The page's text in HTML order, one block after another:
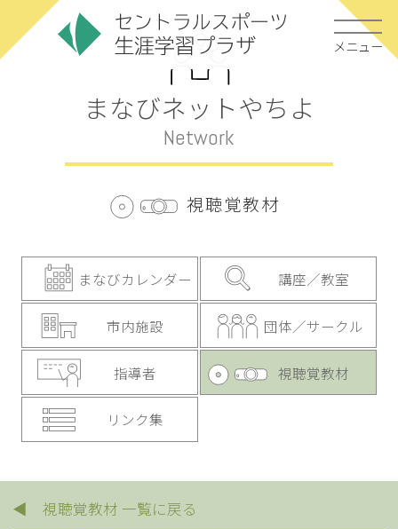
メニュー
まなびネットやちよ
Network
視聴覚教材
まなびカレンダー 講座／教室
市内施設 団体／サークル
指導者 視聴覚教材
リンク集
◀ 視聴覚教材 一覧に戻る